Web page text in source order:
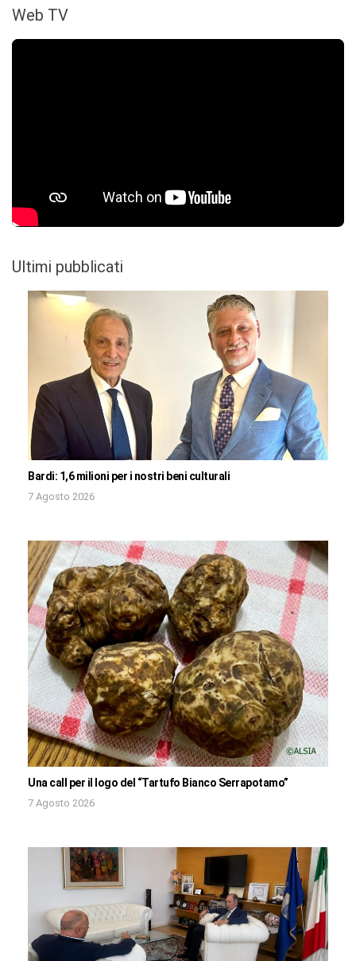
Web TV
Ultimi pubblicati
Bardi: 1,6 milioni per i nostri beni culturali
7 Agosto 2026
Una call per il logo del “Tartufo Bianco Serrapotamo”
7 Agosto 2026